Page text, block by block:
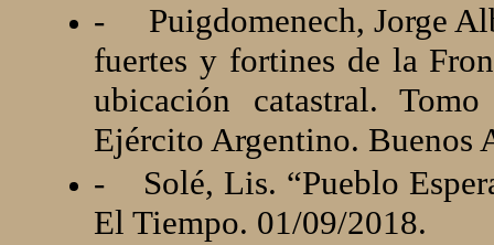
-
Puigdomenech, Jorge
fuertes y fortines de la
ubicación catastral.
Ejército Argentino. Buenos
-
Solé, Lis. “Pueblo
El Tiempo. 01/09/2018.